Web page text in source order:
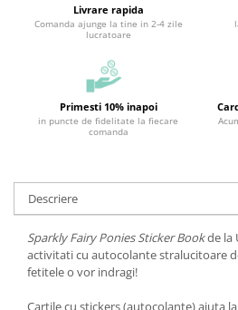
Livrare rapida
Comanda ajunge la tine in 2-4 zile
lucratoare
Primesti 10% inapoi
in puncte de fidelitate la fiecare
comanda
Descriere
Sparkly Fairy Ponies Sticker Bookde la
activitati cu autocolante stralucitoare
fetitele o vor indragi!
Cartile cu stickers (autocolante) ajuta